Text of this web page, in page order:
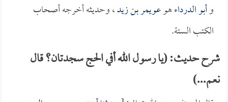
وأبو الدرداءهوعويمر بن زيد، وحديثه أخرجه أصحاب
الكتب الستة.
شرح حديث: (يا رسول الله أفي الحج سجدتان؟ قال
نعم...)